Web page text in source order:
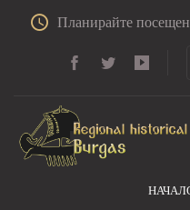
Планирайте